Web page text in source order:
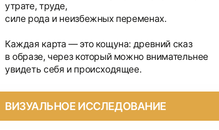
утрате, труде,
силе рода и неизбежных переменах.
Каждая карта — это кощуна: древний сказ
в образе, через который можно внимательнее
увидеть себя и происходящее.
ВИЗУАЛЬНОЕ ИССЛЕДОВАНИЕ